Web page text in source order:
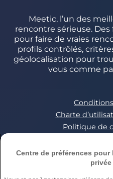
Meetic, l’un des
rencontre sérieuse.
pour faire de vraies
profils contrôlés,
géolocalisation pour
vous comme
Charte
Politique de
Conditions
Signaler un
Centre de préférences
privée